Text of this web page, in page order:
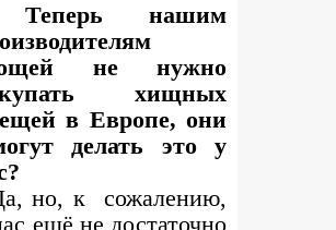
нашим
не нужно
хищных
в Европе, они
делать это у
но, к сожалению,
ещё не достаточно